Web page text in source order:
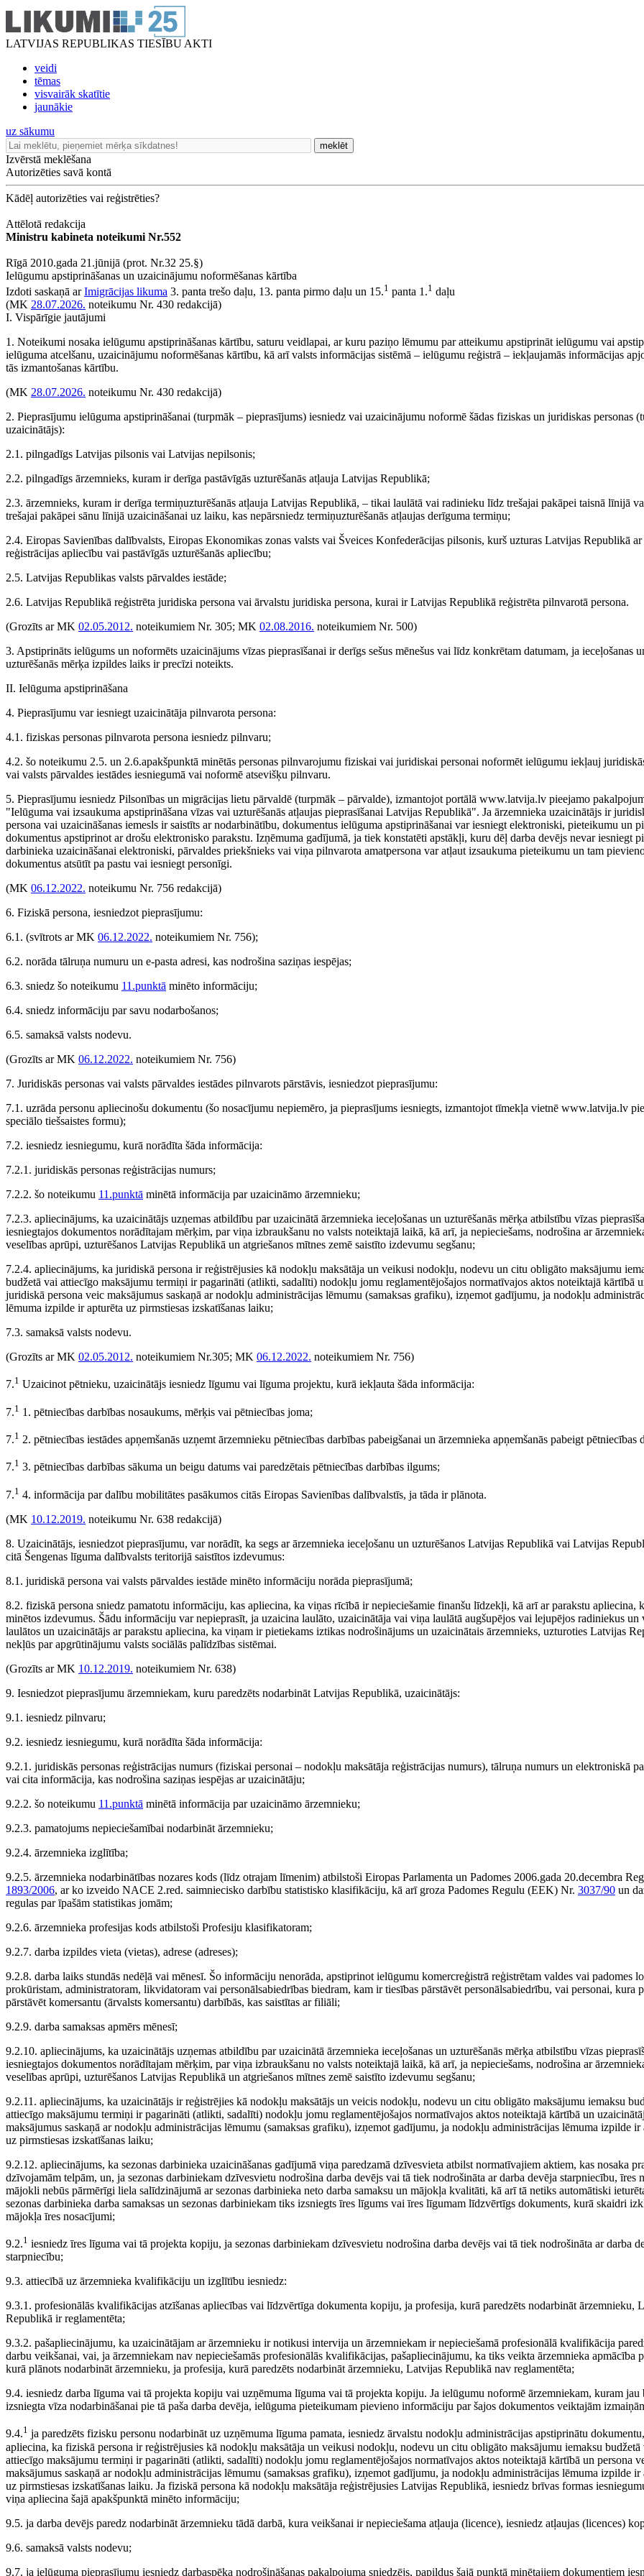
LATVIJAS REPUBLIKAS TIESĪBU AKTI
veidi
tēmas
visvairāk skatītie
jaunākie
uz sākumu
meklēt
Izvērstā meklēšana
Autorizēties savā kontā
Kādēļ autorizēties vai reģistrēties?
Attēlotā redakcija
Ministru kabineta noteikumi Nr.552
Rīgā 2010.gada 21.jūnijā (prot. Nr.32 25.§)
Ielūgumu apstiprināšanas un uzaicinājumu noformēšanas kārtība
Izdoti saskaņā arImigrācijas likuma 3. panta trešo daļu, 13. panta pirmo daļu un 15.1 panta 1.1 daļu
(MK 28.07.2026. noteikumu Nr. 430 redakcijā)
I. Vispārīgie jautājumi
1. Noteikumi nosaka ielūgumu apstiprināšanas kārtību, saturu veidlapai, ar kuru paziņo lēmumu par atteikumu apstiprināt ielūgumu vai
ielūguma atcelšanu, uzaicinājumu noformēšanas kārtību, kā arī valsts informācijas sistēmā – ielūgumu reģistrā – iekļaujamās informācijas
tās izmantošanas kārtību.
(MK 28.07.2026. noteikumu Nr. 430 redakcijā)
2. Pieprasījumu ielūguma apstiprināšanai (turpmāk – pieprasījums) iesniedz vai uzaicinājumu noformē šādas fiziskas un juridiskas personas
uzaicinātājs):
2.1. pilngadīgs Latvijas pilsonis vai Latvijas nepilsonis;
2.2. pilngadīgs ārzemnieks, kuram ir derīga pastāvīgās uzturēšanās atļauja Latvijas Republikā;
2.3. ārzemnieks, kuram ir derīga termiņuzturēšanās atļauja Latvijas Republikā, – tikai laulātā vai radinieku līdz trešajai pakāpei taisnā līnijā
trešajai pakāpei sānu līnijā uzaicināšanai uz laiku, kas nepārsniedz termiņuzturēšanās atļaujas derīguma termiņu;
2.4. Eiropas Savienības dalībvalsts, Eiropas Ekonomikas zonas valsts vai Šveices Konfederācijas pilsonis, kurš uzturas Latvijas Republikā ar
reģistrācijas apliecību vai pastāvīgās uzturēšanās apliecību;
2.5. Latvijas Republikas valsts pārvaldes iestāde;
2.6. Latvijas Republikā reģistrēta juridiska persona vai ārvalstu juridiska persona, kurai ir Latvijas Republikā reģistrēta pilnvarotā persona.
(Grozīts ar MK 02.05.2012. noteikumiem Nr. 305; MK 02.08.2016. noteikumiem Nr. 500)
3. Apstiprināts ielūgums un noformēts uzaicinājums vīzas pieprasīšanai ir derīgs sešus mēnešus vai līdz konkrētam datumam, ja ieceļošanas
uzturēšanās mērķa izpildes laiks ir precīzi noteikts.
II. Ielūguma apstiprināšana
4. Pieprasījumu var iesniegt uzaicinātāja pilnvarota persona:
4.1. fiziskas personas pilnvarota persona iesniedz pilnvaru;
4.2. šo noteikumu 2.5. un 2.6.apakšpunktā minētās personas pilnvarojumu fiziskai vai juridiskai personai noformēt ielūgumu iekļauj
vai valsts pārvaldes iestādes iesniegumā vai noformē atsevišķu pilnvaru.
5. Pieprasījumu iesniedz Pilsonības un migrācijas lietu pārvaldē (turpmāk – pārvalde), izmantojot portālā www.latvija.lv pieejamo
"Ielūguma vai izsaukuma apstiprināšana vīzas vai uzturēšanās atļaujas pieprasīšanai Latvijas Republikā". Ja ārzemnieka uzaicinātājs ir
persona vai uzaicināšanas iemesls ir saistīts ar nodarbinātību, dokumentus ielūguma apstiprināšanai var iesniegt elektroniski, pieteikumu un
dokumentus apstiprinot ar drošu elektronisko parakstu. Izņēmuma gadījumā, ja tiek konstatēti apstākļi, kuru dēļ darba devējs nevar iesniegt
darbinieka uzaicināšanai elektroniski, pārvaldes priekšnieks vai viņa pilnvarota amatpersona var atļaut izsaukuma pieteikumu un tam
dokumentus atsūtīt pa pastu vai iesniegt personīgi.
(MK 06.12.2022. noteikumu Nr. 756 redakcijā)
6. Fiziskā persona, iesniedzot pieprasījumu:
6.1. (svītrots ar MK 06.12.2022. noteikumiem Nr. 756);
6.2. norāda tālruņa numuru un e-pasta adresi, kas nodrošina saziņas iespējas;
6.3. sniedz šo noteikumu 11.punktā minēto informāciju;
6.4. sniedz informāciju par savu nodarbošanos;
6.5. samaksā valsts nodevu.
(Grozīts ar MK 06.12.2022. noteikumiem Nr. 756)
7. Juridiskās personas vai valsts pārvaldes iestādes pilnvarots pārstāvis, iesniedzot pieprasījumu:
7.1. uzrāda personu apliecinošu dokumentu (šo nosacījumu nepiemēro, ja pieprasījums iesniegts, izmantojot tīmekļa vietnē www.latvija.lv
speciālo tiešsaistes formu);
7.2. iesniedz iesniegumu, kurā norādīta šāda informācija:
7.2.1. juridiskās personas reģistrācijas numurs;
7.2.2. šo noteikumu 11.punktā minētā informācija par uzaicināmo ārzemnieku;
7.2.3. apliecinājums, ka uzaicinātājs uzņemas atbildību par uzaicinātā ārzemnieka ieceļošanas un uzturēšanās mērķa atbilstību vīzas
iesniegtajos dokumentos norādītajam mērķim, par viņa izbraukšanu no valsts noteiktajā laikā, kā arī, ja nepieciešams, nodrošina ar
veselības aprūpi, uzturēšanos Latvijas Republikā un atgriešanos mītnes zemē saistīto izdevumu segšanu;
7.2.4. apliecinājums, ka juridiskā persona ir reģistrējusies kā nodokļu maksātāja un veikusi nodokļu, nodevu un citu obligāto maksājumu
budžetā vai attiecīgo maksājumu termiņi ir pagarināti (atlikti, sadalīti) nodokļu jomu reglamentējošajos normatīvajos aktos noteiktajā kārtībā
juridiskā persona veic maksājumus saskaņā ar nodokļu administrācijas lēmumu (samaksas grafiku), izņemot gadījumu, ja nodokļu
lēmuma izpilde ir apturēta uz pirmstiesas izskatīšanas laiku;
7.3. samaksā valsts nodevu.
(Grozīts ar MK 02.05.2012. noteikumiem Nr.305; MK 06.12.2022. noteikumiem Nr. 756)
7.1 Uzaicinot pētnieku, uzaicinātājs iesniedz līgumu vai līguma projektu, kurā iekļauta šāda informācija:
7.1 1. pētniecības darbības nosaukums, mērķis vai pētniecības joma;
7.1 2. pētniecības iestādes apņemšanās uzņemt ārzemnieku pētniecības darbības pabeigšanai un ārzemnieka apņemšanās pabeigt pētniecības
7.1 3. pētniecības darbības sākuma un beigu datums vai paredzētais pētniecības darbības ilgums;
7.1 4. informācija par dalību mobilitātes pasākumos citās Eiropas Savienības dalībvalstīs, ja tāda ir plānota.
(MK 10.12.2019. noteikumu Nr. 638 redakcijā)
8. Uzaicinātājs, iesniedzot pieprasījumu, var norādīt, ka segs ar ārzemnieka ieceļošanu un uzturēšanos Latvijas Republikā vai Latvijas
citā Šengenas līguma dalībvalsts teritorijā saistītos izdevumus:
8.1. juridiskā persona vai valsts pārvaldes iestāde minēto informāciju norāda pieprasījumā;
8.2. fiziskā persona sniedz pamatotu informāciju, kas apliecina, ka viņas rīcībā ir nepieciešamie finanšu līdzekļi, kā arī ar parakstu apliecina,
minētos izdevumus. Šādu informāciju var nepieprasīt, ja uzaicina laulāto, uzaicinātāja vai viņa laulātā augšupējos vai lejupējos radiniekus un
laulātos un uzaicinātājs ar parakstu apliecina, ka viņam ir pietiekams iztikas nodrošinājums un uzaicinātais ārzemnieks, uzturoties Latvijas
nekļūs par apgrūtinājumu valsts sociālās palīdzības sistēmai.
(Grozīts ar MK 10.12.2019. noteikumiem Nr. 638)
9. Iesniedzot pieprasījumu ārzemniekam, kuru paredzēts nodarbināt Latvijas Republikā, uzaicinātājs:
9.1. iesniedz pilnvaru;
9.2. iesniedz iesniegumu, kurā norādīta šāda informācija:
9.2.1. juridiskās personas reģistrācijas numurs (fiziskai personai – nodokļu maksātāja reģistrācijas numurs), tālruņa numurs un elektroniskā
vai cita informācija, kas nodrošina saziņas iespējas ar uzaicinātāju;
9.2.2. šo noteikumu 11.punktā minētā informācija par uzaicināmo ārzemnieku;
9.2.3. pamatojums nepieciešamībai nodarbināt ārzemnieku;
9.2.4. ārzemnieka izglītība;
9.2.5. ārzemnieka nodarbinātības nozares kods (līdz otrajam līmenim) atbilstoši Eiropas Parlamenta un Padomes 2006.gada 20.decembra
1893/2006, ar ko izveido NACE 2.red. saimniecisko darbību statistisko klasifikāciju, kā arī groza Padomes Regulu (EEK) Nr. 3037/90 un
regulas par īpašām statistikas jomām;
9.2.6. ārzemnieka profesijas kods atbilstoši Profesiju klasifikatoram;
9.2.7. darba izpildes vieta (vietas), adrese (adreses);
9.2.8. darba laiks stundās nedēļā vai mēnesī. Šo informāciju nenorāda, apstiprinot ielūgumu komercreģistrā reģistrētam valdes vai padomes
prokūristam, administratoram, likvidatoram vai personālsabiedrības biedram, kam ir tiesības pārstāvēt personālsabiedrību, vai personai, kura
pārstāvēt komersantu (ārvalsts komersantu) darbībās, kas saistītas ar filiāli;
9.2.9. darba samaksas apmērs mēnesī;
9.2.10. apliecinājums, ka uzaicinātājs uzņemas atbildību par uzaicinātā ārzemnieka ieceļošanas un uzturēšanās mērķa atbilstību vīzas
iesniegtajos dokumentos norādītajam mērķim, par viņa izbraukšanu no valsts noteiktajā laikā, kā arī, ja nepieciešams, nodrošina ar
veselības aprūpi, uzturēšanos Latvijas Republikā un atgriešanos mītnes zemē saistīto izdevumu segšanu;
9.2.11. apliecinājums, ka uzaicinātājs ir reģistrējies kā nodokļu maksātājs un veicis nodokļu, nodevu un citu obligāto maksājumu iemaksu
attiecīgo maksājumu termiņi ir pagarināti (atlikti, sadalīti) nodokļu jomu reglamentējošajos normatīvajos aktos noteiktajā kārtībā un
maksājumus saskaņā ar nodokļu administrācijas lēmumu (samaksas grafiku), izņemot gadījumu, ja nodokļu administrācijas lēmuma izpilde ir
uz pirmstiesas izskatīšanas laiku;
9.2.12. apliecinājums, ka sezonas darbinieka uzaicināšanas gadījumā viņa paredzamā dzīvesvieta atbilst normatīvajiem aktiem, kas nosaka
dzīvojamām telpām, un, ja sezonas darbiniekam dzīvesvietu nodrošina darba devējs vai tā tiek nodrošināta ar darba devēja starpniecību, īres
mājokli nebūs pārmērīgi liela salīdzinājumā ar sezonas darbinieka neto darba samaksu un mājokļa kvalitāti, kā arī tā netiks automātiski
sezonas darbinieka darba samaksas un sezonas darbiniekam tiks izsniegts īres līgums vai īres līgumam līdzvērtīgs dokuments, kurā skaidri
mājokļa īres nosacījumi;
9.2.1 iesniedz īres līguma vai tā projekta kopiju, ja sezonas darbiniekam dzīvesvietu nodrošina darba devējs vai tā tiek nodrošināta ar darba
starpniecību;
9.3. attiecībā uz ārzemnieka kvalifikāciju un izglītību iesniedz:
9.3.1. profesionālās kvalifikācijas atzīšanas apliecības vai līdzvērtīga dokumenta kopiju, ja profesija, kurā paredzēts nodarbināt ārzemnieku,
Republikā ir reglamentēta;
9.3.2. pašapliecinājumu, ka uzaicinātājam ar ārzemnieku ir notikusi intervija un ārzemniekam ir nepieciešamā profesionālā kvalifikācija
darbu veikšanai, vai, ja ārzemniekam nav nepieciešamās profesionālās kvalifikācijas, pašapliecinājumu, ka tiks veikta ārzemnieka apmācība
kurā plānots nodarbināt ārzemnieku, ja profesija, kurā paredzēts nodarbināt ārzemnieku, Latvijas Republikā nav reglamentēta;
9.4. iesniedz darba līguma vai tā projekta kopiju vai uzņēmuma līguma vai tā projekta kopiju. Ja ielūgumu noformē ārzemniekam, kuram jau
izsniegta vīza nodarbināšanai pie tā paša darba devēja, ielūguma pieteikumam pievieno informāciju par šajos dokumentos veiktajām
9.4.1 ja paredzēts fizisku personu nodarbināt uz uzņēmuma līguma pamata, iesniedz ārvalstu nodokļu administrācijas apstiprinātu
apliecina, ka fiziskā persona ir reģistrējusies kā nodokļu maksātāja un veikusi nodokļu, nodevu un citu obligāto maksājumu iemaksu budžetā
attiecīgo maksājumu termiņi ir pagarināti (atlikti, sadalīti) nodokļu jomu reglamentējošajos normatīvajos aktos noteiktajā kārtībā un persona
maksājumus saskaņā ar nodokļu administrācijas lēmumu (samaksas grafiku), izņemot gadījumu, ja nodokļu administrācijas lēmuma izpilde ir
uz pirmstiesas izskatīšanas laiku. Ja fiziskā persona kā nodokļu maksātāja reģistrējusies Latvijas Republikā, iesniedz brīvas formas
viņa apliecina šajā apakšpunktā minēto informāciju;
9.5. ja darba devējs paredz nodarbināt ārzemnieku tādā darbā, kura veikšanai ir nepieciešama atļauja (licence), iesniedz atļaujas (licences)
9.6. samaksā valsts nodevu;
9.7. ja ielūguma pieprasījumu iesniedz darbaspēka nodrošināšanas pakalpojuma sniedzējs, papildus šajā punktā minētajiem dokumentiem